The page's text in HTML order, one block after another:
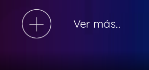
Ver más...